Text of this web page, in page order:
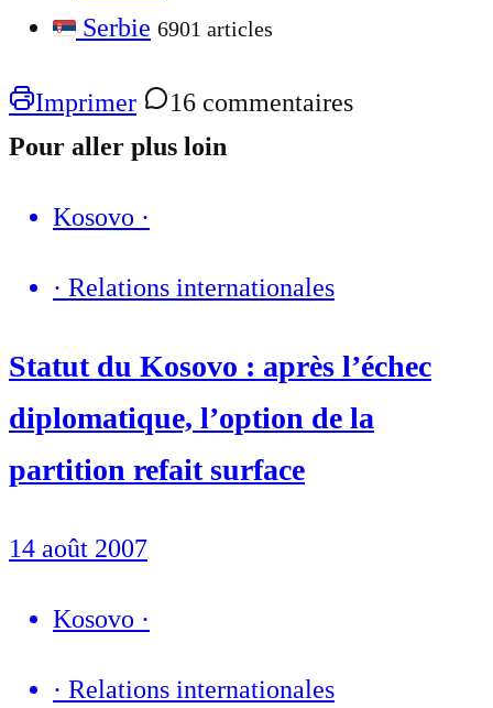
Serbie 6901 articles
Imprimer
16 commentaires
Pour aller plus loin
Kosovo ·
· Relations internationales
Statut du Kosovo : après l’échec
diplomatique, l’option de la
partition refait surface
14 août 2007
Kosovo ·
· Relations internationales